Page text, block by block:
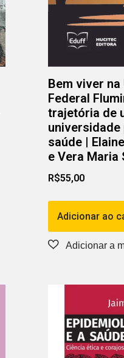
Bem viver
Federal
trajetória de
saúde |
e Vera Maria
R$55,00
Adicionar ao